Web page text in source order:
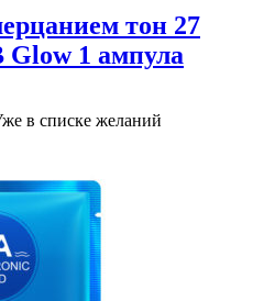
тон 27
1 ампула
в списке желаний